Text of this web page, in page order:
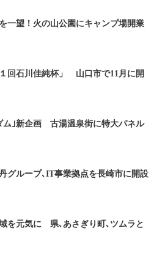
一望！火の山公園にキャンプ場開業
１回石川佳純杯」 山口市で11月に開
ム｣新企画 古湯温泉街に特大パネル
グループ､IT事業拠点を長崎市に開設
域を元気に 県､あさぎり町､ツムラと